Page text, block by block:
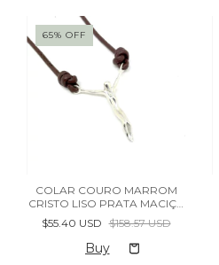
65% OFF
COLAR COURO MARROM
CRISTO LISO PRATA MACIÇA
925
$55.40 USD $158.57 USD